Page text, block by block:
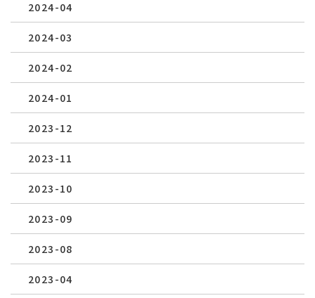
2024-04
2024-03
2024-02
2024-01
2023-12
2023-11
2023-10
2023-09
2023-08
2023-04